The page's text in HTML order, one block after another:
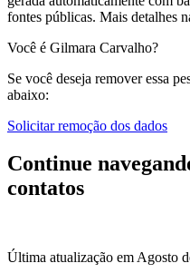
fontes públicas. Mais detalhes
Você é Gilmara Carvalho?
Se você deseja remover essa
abaixo:
Solicitar remoção dos dados
Continue
contatos
Última atualização em Agosto